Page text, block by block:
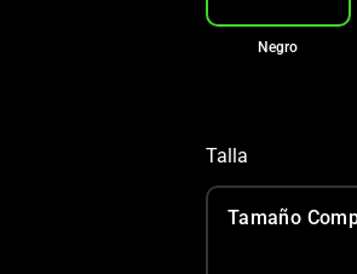
Negro
Talla
Tamaño